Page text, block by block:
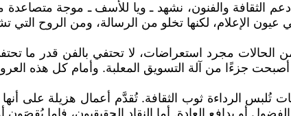
الثقافة والفنون، نشهد ـ ويا للأسف ـ موجة متصاعدة
عيون الإعلام، لكنها تخلو من الرسالة، ومن الروح
الحالات مجرد استعراضات، لا تحتفي بالفن قدر ما
أصبحت جزءًا من آلة التسويق المعلبة. وأمام كل هذه
تُلبس الرداءة ثوب الثقافة. تُقدَّم أعمال هزيلة على